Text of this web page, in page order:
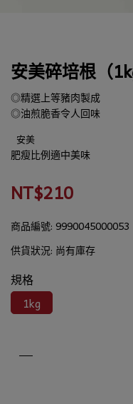
安美碎培根（
◎精選上等豬肉製成
◎油煎脆香令人回味
安美
肥瘦比例適中美味
NT$210
商品編號: 9990045000053
供貨狀況: 尚有庫存
規格
1kg